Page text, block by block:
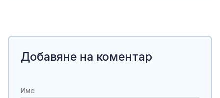
Добавяне на коментар